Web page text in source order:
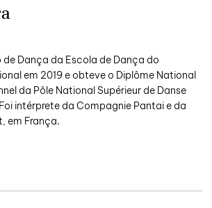
Dança da Escola de Dança do
em 2019 e obteve o Diplôme National
da Pôle National Supérieur de Danse
intérprete da Compagnie Pantai e da
em França.